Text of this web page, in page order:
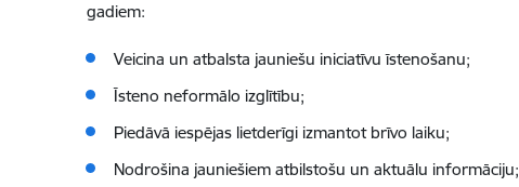
gadiem:
Veicina un atbalsta jauniešu iniciatīvu īstenošanu;
Īsteno neformālo izglītību;
Piedāvā iespējas lietderīgi izmantot brīvo laiku;
Nodrošina jauniešiem atbilstošu un aktuālu informāciju;